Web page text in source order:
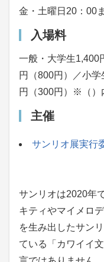
金・土曜日20：00
入場料
一般・大学生1,400
円（800円）／小
円（300円）※（）
主催
サンリオ展実行
サンリオは2020年
キティやマイメロ
を生み出したサン
ている「カワイイ